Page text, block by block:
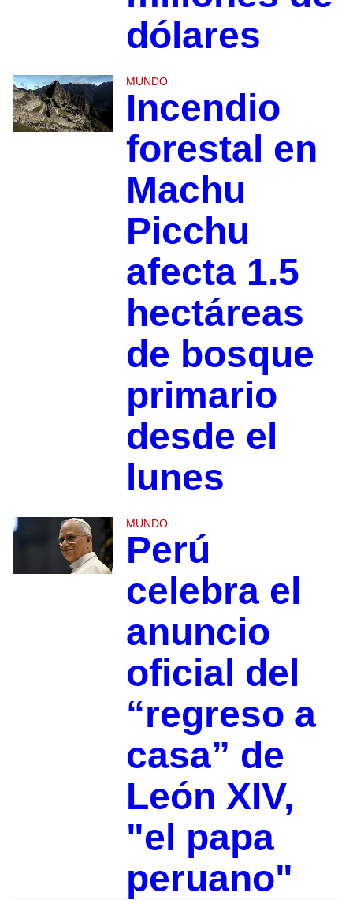
dólares
MUNDO
Incendio
forestal en
Machu
Picchu
afecta 1.5
hectáreas
de bosque
primario
desde el
lunes
MUNDO
Perú
celebra el
anuncio
oficial del
“regreso a
casa” de
León XIV,
"el papa
peruano"